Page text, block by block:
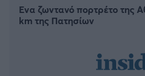
Ένα ζωντανό πορτρέτο της
km της Πατησίων